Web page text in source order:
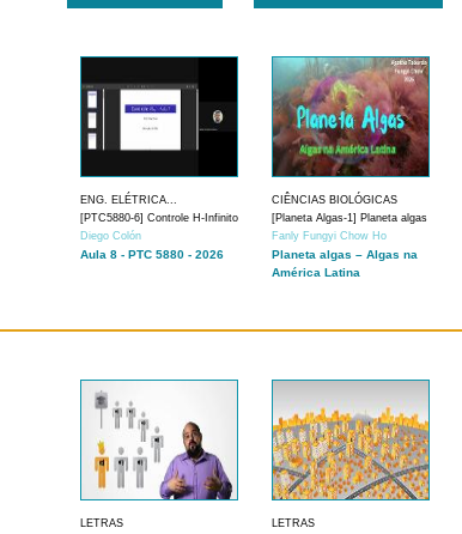
ENG. ELÉTRICA...
[PTC5880-6] Controle H-Infinito
Diego Colón
Aula 8 - PTC 5880 - 2026
CIÊNCIAS BIOLÓGICAS
[Planeta Algas-1] Planeta algas
Fanly Fungyi Chow Ho
Planeta algas – Algas na
América Latina
LETRAS
LETRAS